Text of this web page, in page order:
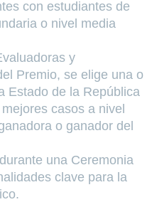
con estudiantes de
o nivel media
y
Premio, se elige una o
Estado de la República
casos a nivel
o ganador del
una Ceremonia
clave para la